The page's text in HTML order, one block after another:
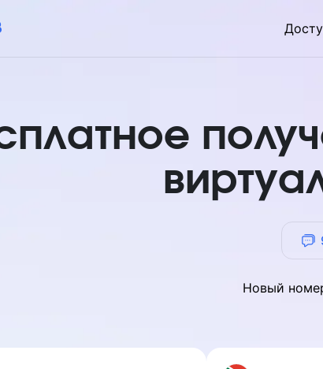
Новый